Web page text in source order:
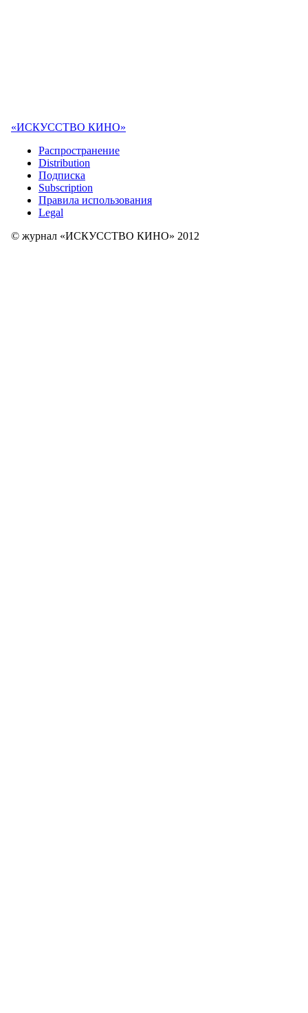
«ИСКУССТВО КИНО»
Распространение
Distribution
Подписка
Subscription
Правила использования
Legal
© журнал «ИСКУССТВО КИНО» 2012